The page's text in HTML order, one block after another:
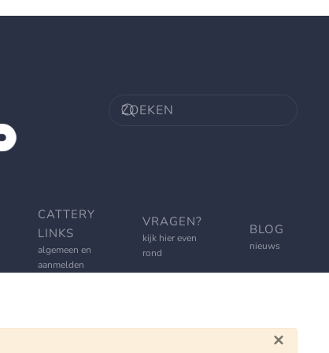
CATTERY
LINKS
algemeen en
aanmelden
VRAGEN?
kijk hier even
rond
BLOG
nieuws
×